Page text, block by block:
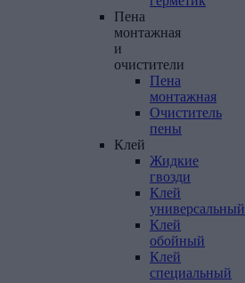
Пена
монтажная
и
очистители
Пена
монтажная
Очиститель
пены
Клей
Жидкие
гвозди
Клей
универсальный
Клей
обойный
Клей
специальный